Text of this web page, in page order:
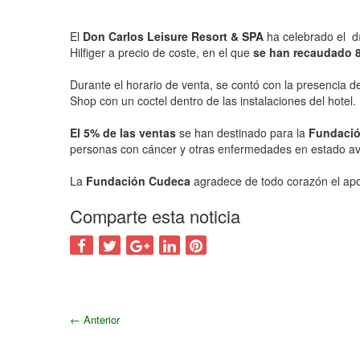
El Don Carlos Leisure Resort & SPA ha celebrado el
Hilfiger a precio de coste, en el que se han recaudado
Durante el horario de venta, se contó con la presencia
Shop con un coctel dentro de las instalaciones del hotel.
El 5% de las ventas se han destinado para la
personas con cáncer y otras enfermedades en estado
La Fundación Cudeca agradece de todo corazón el
Comparte esta noticia
← Anterior